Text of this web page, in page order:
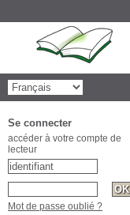
Se connecter
accéder à votre compte de
lecteur
Mot de passe oublié ?